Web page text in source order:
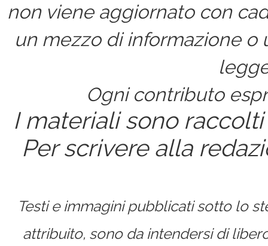
non viene aggiornato con
un mezzo di informazione
Ogni contributo
I materiali sono
Per scrivere alla
Testi e immagini pubblicati sotto lo
attribuito, sono da intendersi di